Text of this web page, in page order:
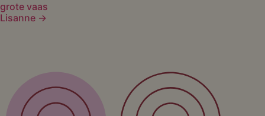
grote vaas
Lisanne →